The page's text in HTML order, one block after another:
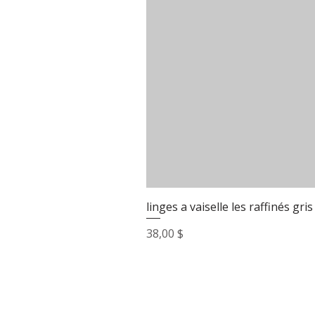
linges a vaiselle les raffinés gris
Prix
38,00 $